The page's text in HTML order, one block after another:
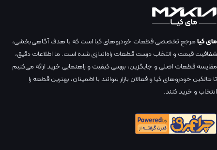
مای کیامرجع تخصصی قطعات خودروهای کیا است که با هدف آگاهی‌بخشی،
شفافیت قیمت و انتخاب درست قطعات راه‌اندازی شده است. ما اطلاعات دقیق،
مقایسه قطعات اصلی و جایگزین، بررسی کیفیت و راهنمایی خرید ارائه می‌کنیم
تا مالکین خودروهای کیا و فعالان بازار بتوانند با اطمینان، بهترین قطعه را
انتخاب و خرید کنند.